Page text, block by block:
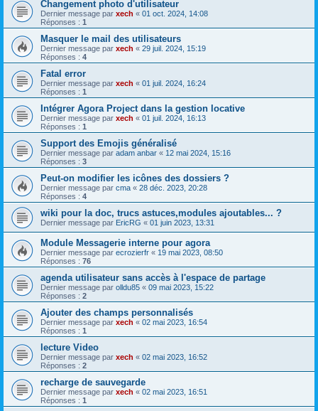
Changement photo d'utilisateur
Dernier message par xech « 01 oct. 2024, 14:08
Réponses : 1
Masquer le mail des utilisateurs
Dernier message par xech « 29 juil. 2024, 15:19
Réponses : 4
Fatal error
Dernier message par xech « 01 juil. 2024, 16:24
Réponses : 1
Intégrer Agora Project dans la gestion locative
Dernier message par xech « 01 juil. 2024, 16:13
Réponses : 1
Support des Emojis généralisé
Dernier message par adam anbar « 12 mai 2024, 15:16
Réponses : 3
Peut-on modifier les icônes des dossiers ?
Dernier message par cma « 28 déc. 2023, 20:28
Réponses : 4
wiki pour la doc, trucs astuces,modules ajoutables... ?
Dernier message par EricRG « 01 juin 2023, 13:31
Module Messagerie interne pour agora
Dernier message par ecrozierfr « 19 mai 2023, 08:50
Réponses : 76
agenda utilisateur sans accès à l'espace de partage
Dernier message par olldu85 « 09 mai 2023, 15:22
Réponses : 2
Ajouter des champs personnalisés
Dernier message par xech « 02 mai 2023, 16:54
Réponses : 1
lecture Video
Dernier message par xech « 02 mai 2023, 16:52
Réponses : 2
recharge de sauvegarde
Dernier message par xech « 02 mai 2023, 16:51
Réponses : 1